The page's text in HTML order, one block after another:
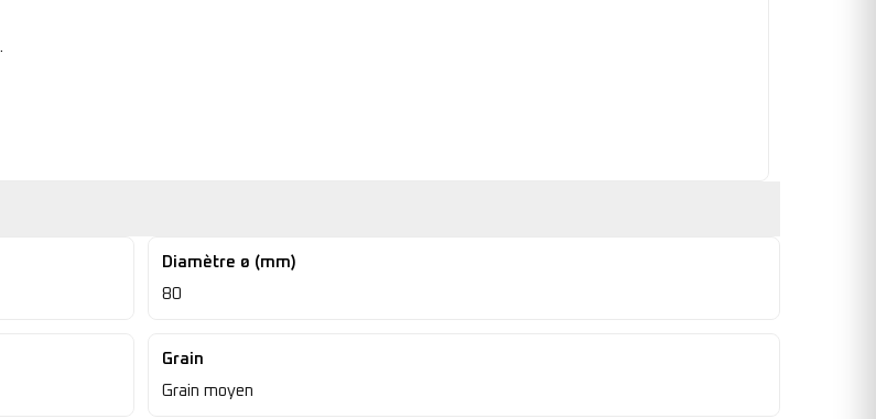
Diamètre ø (mm)
80
Grain
Grain moyen